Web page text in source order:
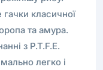
класичної
та амура.
з P.T.F.E.
легко і